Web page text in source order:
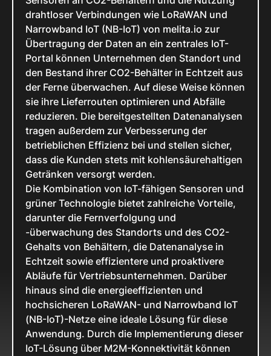
drahtloser Verbindungen wie LoRaWAN und
Narrowband IoT (NB-IoT) von melita.io zur
Übertragung der Daten an ein zentrales IoT-
Portal können Unternehmen den Standort und
den Bestand ihrer CO2-Behälter in Echtzeit aus
der Ferne überwachen. Auf diese Weise können
sie ihre Lieferrouten optimieren und Abfälle
reduzieren. Die bereitgestellten Datenanalysen
tragen außerdem zur Verbesserung der
betrieblichen Effizienz bei und stellen sicher,
dass die Kunden stets mit kohlensäurehaltigen
Getränken versorgt werden.
Die Kombination von IoT-fähigen Sensoren und
grüner Technologie bietet zahlreiche Vorteile,
darunter die Fernverfolgung und
-überwachung des Standorts und des CO2-
Gehalts von Behältern, die Datenanalyse in
Echtzeit sowie effizientere und proaktivere
Abläufe für Vertriebsunternehmen. Darüber
hinaus sind die energieeffizienten und
hochsicheren LoRaWAN- und Narrowband IoT
(NB-IoT)-Netze eine ideale Lösung für diese
Anwendung. Durch die Implementierung dieser
IoT-Lösung über M2M-Konnektivität können